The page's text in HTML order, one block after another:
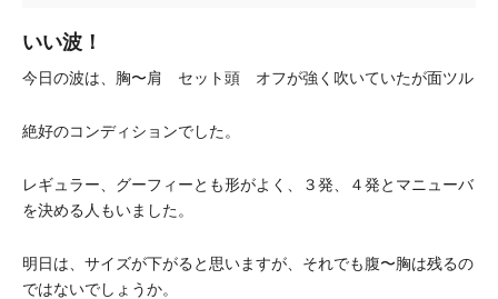
いい波！
今日の波は、胸〜肩 セット頭 オフが強く吹いていたが面ツル
絶好のコンディションでした。
レギュラー、グーフィーとも形がよく、３発、４発とマニューバ
を決める人もいました。
明日は、サイズが下がると思いますが、それでも腹〜胸は残るの
ではないでしょうか。